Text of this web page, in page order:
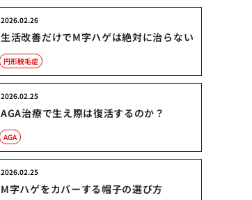
生活改善だけでM字ハゲは絶対に治らない
2026.02.26
円形脱毛症
AGA治療で生え際は復活するのか？
2026.02.25
AGA
M字ハゲをカバーする帽子の選び方
2026.02.25